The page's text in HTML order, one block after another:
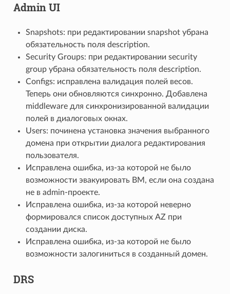
Admin UI
Snapshots: при редактировании snapshot убрана
обязательность поля description.
Security Groups: при редактировании security
group убрана обязательность поля description.
Configs: исправлена валидация полей весов.
Теперь они обновляются синхронно. Добавлена
middleware для синхронизированной валидации
полей в диалоговых окнах.
Users: починена установка значения выбранного
домена при открытии диалога редактирования
пользователя.
Исправлена ошибка, из-за которой не было
возможности эвакуировать ВМ, если она создана
не в admin-проекте.
Исправлена ошибка, из-за которой неверно
формировался список доступных AZ при
создании диска.
Исправлена ошибка, из-за которой не было
возможности залогиниться в созданный домен.
DRS